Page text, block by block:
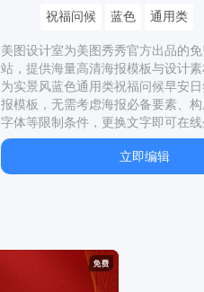
祝福问候 蓝色 通用类
美图设计室为美图秀秀官方出品的
站，提供海量高清海报模板与设计
为实景风蓝色通用类祝福问候早安
报模板，无需考虑海报必备要素、
字体等限制条件，更换文字即可在
色通用类祝福问候早安日签问候手
VIP模板，以
用于通用、祝福问候制作。同时网
日签图片、早安日签简报在哪里看、
早安日签文案、
早安日签简报怎么查、
立即编辑